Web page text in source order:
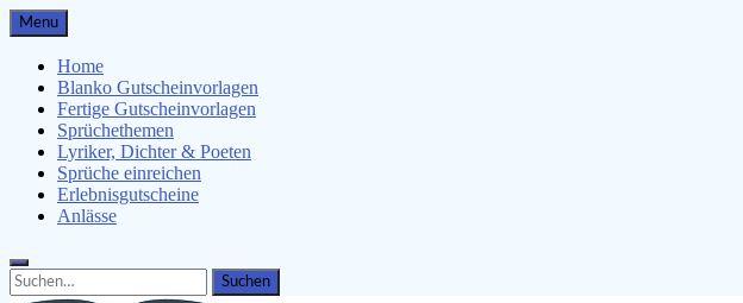
Skip
to
content
Menu
Home
Blanko Gutscheinvorlagen
Fertige Gutscheinvorlagen
Sprüchethemen
Lyriker, Dichter & Poeten
Sprüche einreichen
Erlebnisgutscheine
Anlässe
Search
for:
Search